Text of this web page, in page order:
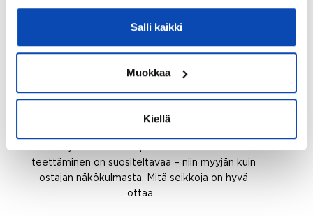
Salli kaikki
Muokkaa
Kiellä
on niin ostajan kuin myyjän etu
teettäminen on suositeltavaa – niin myyjän kuin
ostajan näkökulmasta. Mitä seikkoja on hyvä
ottaa…